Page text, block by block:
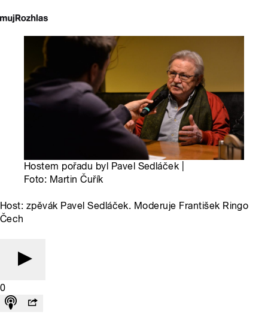
Hostem pořadu byl Pavel Sedláček |
Foto: Martin Čuřík
Host: zpěvák Pavel Sedláček. Moderuje František Ringo
Čech
0